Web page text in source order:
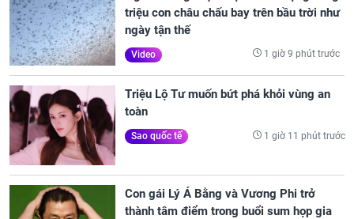
triệu con châu chấu bay trên bầu trời như
ngày tận thế
Video 1 giờ 9 phút trước
Triệu Lộ Tư muốn bứt phá khỏi vùng an
toàn
Sao quốc tế 1 giờ 11 phút trước
Con gái Lý Á Bằng và Vương Phi trở
thành tâm điểm trong buổi sum họp gia